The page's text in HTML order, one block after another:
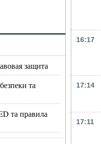
защита
та
та правила
16:17
17:14
17:11